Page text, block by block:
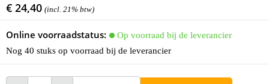
€ 24,40 (incl. 21% btw)
Online voorraadstatus:
Op voorraad bij de leverancier
Nog 40 stuks op voorraad bij de leverancier